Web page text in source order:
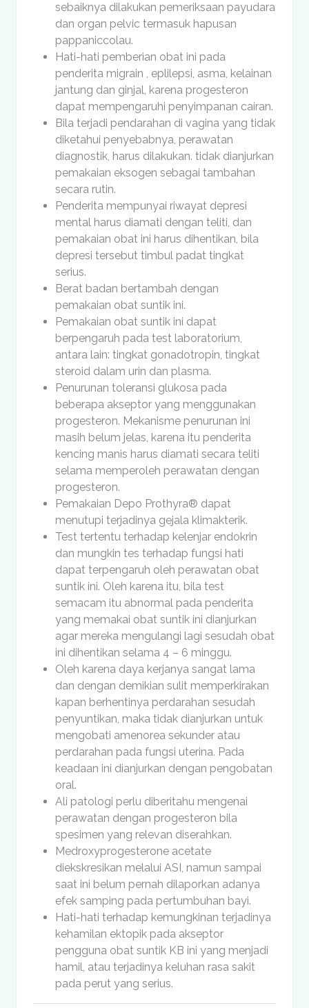
sebaiknya dilakukan pemeriksaan payudara
dan organ pelvic termasuk hapusan
pappaniccolau.
Hati-hati pemberian obat ini pada
penderita migrain , eplilepsi, asma, kelainan
jantung dan ginjal, karena progesteron
dapat mempengaruhi penyimpanan cairan.
Bila terjadi pendarahan di vagina yang tidak
diketahui penyebabnya, perawatan
diagnostik, harus dilakukan. tidak dianjurkan
pemakaian eksogen sebagai tambahan
secara rutin.
Penderita mempunyai riwayat depresi
mental harus diamati dengan teliti, dan
pemakaian obat ini harus dihentikan, bila
depresi tersebut timbul padat tingkat
serius.
Berat badan bertambah dengan
pemakaian obat suntik ini.
Pemakaian obat suntik ini dapat
berpengaruh pada test laboratorium,
antara lain: tingkat gonadotropin, tingkat
steroid dalam urin dan plasma.
Penurunan toleransi glukosa pada
beberapa akseptor yang menggunakan
progesteron. Mekanisme penurunan ini
masih belum jelas, karena itu penderita
kencing manis harus diamati secara teliti
selama memperoleh perawatan dengan
progesteron.
Pemakaian Depo Prothyra® dapat
menutupi terjadinya gejala klimakterik.
Test tertentu terhadap kelenjar endokrin
dan mungkin tes terhadap fungsi hati
dapat terpengaruh oleh perawatan obat
suntik ini. Oleh karena itu, bila test
semacam itu abnormal pada penderita
yang memakai obat suntik ini dianjurkan
agar mereka mengulangi lagi sesudah obat
ini dihentikan selama 4 – 6 minggu.
Oleh karena daya kerjanya sangat lama
dan dengan demikian sulit memperkirakan
kapan berhentinya perdarahan sesudah
penyuntikan, maka tidak dianjurkan untuk
mengobati amenorea sekunder atau
perdarahan pada fungsi uterina. Pada
keadaan ini dianjurkan dengan pengobatan
oral.
Ali patologi perlu diberitahu mengenai
perawatan dengan progesteron bila
spesimen yang relevan diserahkan.
Medroxyprogesterone acetate
diekskresikan melalui ASI, namun sampai
saat ini belum pernah dilaporkan adanya
efek samping pada pertumbuhan bayi.
Hati-hati terhadap kemungkinan terjadinya
kehamilan ektopik pada akseptor
pengguna obat suntik KB ini yang menjadi
hamil, atau terjadinya keluhan rasa sakit
pada perut yang serius.